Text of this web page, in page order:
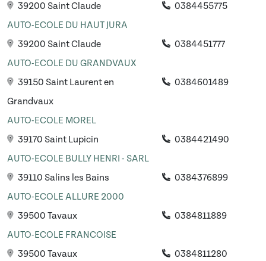
39200 Saint Claude
0384455775
AUTO-ECOLE DU HAUT JURA
39200 Saint Claude
0384451777
AUTO-ECOLE DU GRANDVAUX
39150 Saint Laurent en
Grandvaux
0384601489
AUTO-ECOLE MOREL
39170 Saint Lupicin
0384421490
AUTO-ECOLE BULLY HENRI - SARL
39110 Salins les Bains
0384376899
AUTO-ECOLE ALLURE 2000
39500 Tavaux
0384811889
AUTO-ECOLE FRANCOISE
39500 Tavaux
0384811280